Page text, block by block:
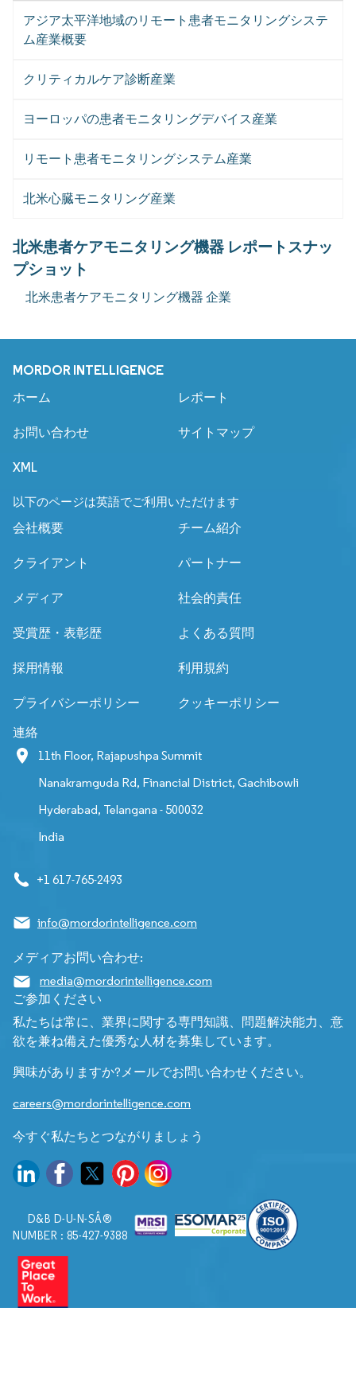
アジア太平洋地域のリモート患者モニタリングシステ
ム産業概要
クリティカルケア診断産業
ヨーロッパの患者モニタリングデバイス産業
リモート患者モニタリングシステム産業
北米心臓モニタリング産業
北米患者ケアモニタリング機器 レポートスナッ
プショット
北米患者ケアモニタリング機器 企業
MORDOR INTELLIGENCE
ホーム レポート
お問い合わせ サイトマップ
XML
以下のページは英語でご利用いただけます
会社概要
チーム紹介
クライアント パートナー
メディア 社会的責任
受賞歴・表彰歴 よくある質問
採用情報 利用規約
プライバシーポリシー クッキーポリシー
連絡
11th Floor, Rajapushpa Summit
Nanakramguda Rd, Financial District, Gachibowli
Hyderabad, Telangana - 500032
India
+1 617-765-2493
info@mordorintelligence.com
メディアお問い合わせ:
media@mordorintelligence.com
ご参加ください
私たちは常に、業界に関する専門知識、問題解決能力、意
欲を兼ね備えた優秀な人材を募集しています。
興味がありますか?メールでお問い合わせください。
careers@mordorintelligence.com
今すぐ私たちとつながりましょう
D&B D-U-N-SÂ®
NUMBER : 85-427-9388